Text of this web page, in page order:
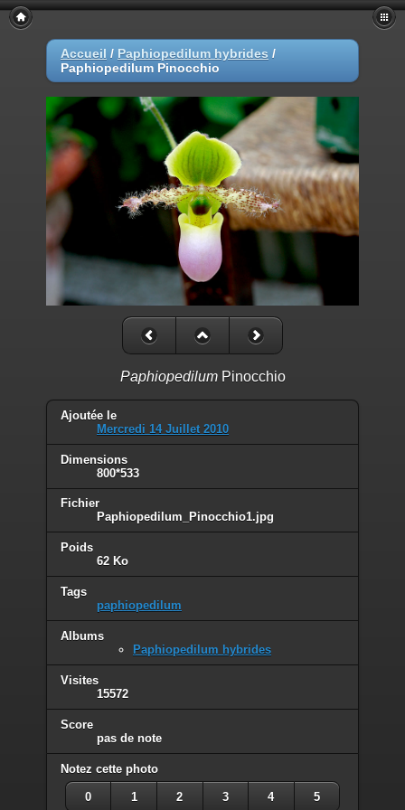
Accueil / Paphiopedilum hybrides /
Paphiopedilum Pinocchio
PaphiopedilumPinocchio
Ajoutée le
Mercredi 14 Juillet 2010
Dimensions
800*533
Fichier
Paphiopedilum_Pinocchio1.jpg
Poids
62 Ko
Tags
paphiopedilum
Albums
Paphiopedilum hybrides
Visites
15572
Score
pas de note
Notez cette photo
0 1 2 3 4 5